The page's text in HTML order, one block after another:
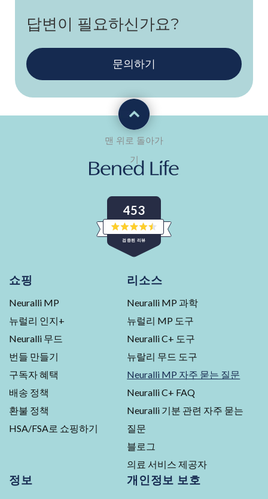
답변이 필요하신가요?
문의하기
453
검증된 리뷰
별
5
개
중
개
평
Reviews
검
증
리
뷰
건,
5
점
점
에
평
균
4.5
쇼핑
Neuralli MP
뉴럴리 인지+
Neuralli 무드
번들 만들기
구독자 혜택
배송 정책
환불 정책
HSA/FSA로 쇼핑하기
리소스
Neuralli MP 과학
뉴럴리 MP 도구
Neuralli C+ 도구
뉴랄리 무드 도구
Neuralli MP 자주 묻는 질문
Neuralli C+ FAQ
Neuralli 기분 관련 자주 묻는
질문
블로그
의료 서비스 제공자
정보 개인정보 보호
맨 위로 돌아가
기